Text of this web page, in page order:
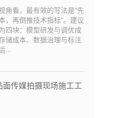
角看，最有效的写法是“先
，再倒推技术指标”。建议
四块：模型研发与调优成
储成本、数据治理与标注
...
面传媒拍摄现场施工工